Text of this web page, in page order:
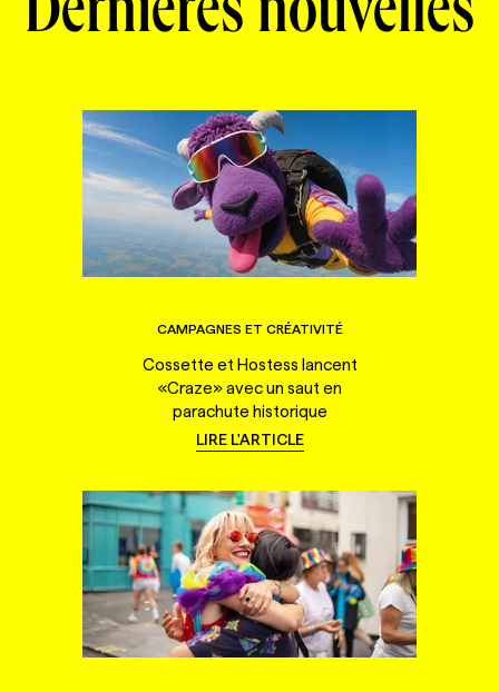
Dernières nouvelles
CAMPAGNES ET CRÉATIVITÉ
Cossette et Hostess lancent
«Craze» avec un saut en
parachute historique
LIRE L'ARTICLE